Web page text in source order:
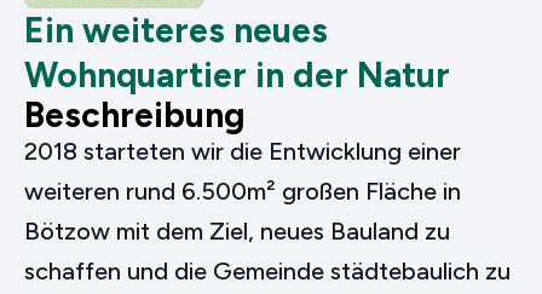
Ein weiteres neues
Wohnquartier in der Natur
Beschreibung
2018 starteten wir die Entwicklung einer
weiteren rund 6.500m² großen Fläche in
Bötzow mit dem Ziel, neues Bauland zu
schaffen und die Gemeinde städtebaulich zu